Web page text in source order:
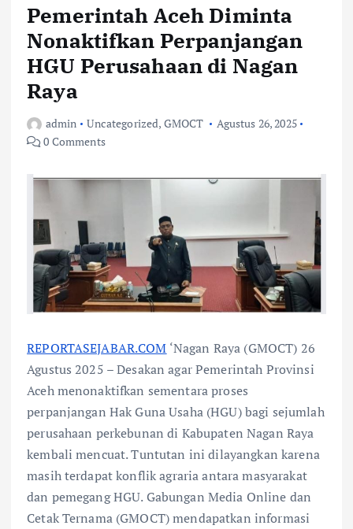
Pemerintah Aceh Diminta
Nonaktifkan Perpanjangan
HGU Perusahaan di Nagan
Raya
admin Uncategorized, GMOCT
Agustus 26, 2025
0 Comments
REPORTASEJABAR.COM ‘Nagan Raya (GMOCT) 26
Agustus 2025 – Desakan agar Pemerintah Provinsi
Aceh menonaktifkan sementara proses
perpanjangan Hak Guna Usaha (HGU) bagi sejumlah
perusahaan perkebunan di Kabupaten Nagan Raya
kembali mencuat. Tuntutan ini dilayangkan karena
masih terdapat konflik agraria antara masyarakat
dan pemegang HGU. Gabungan Media Online dan
Cetak Ternama (GMOCT) mendapatkan informasi